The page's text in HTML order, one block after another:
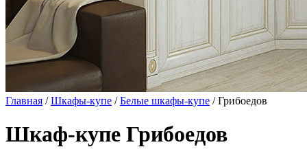
Главная /Шкафы-купе /Белые шкафы-купе / Грибоедов
Шкаф-купе Грибоедов